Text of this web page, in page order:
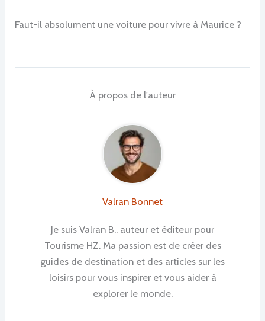
Faut-il absolument une voiture pour vivre à Maurice ?
À propos de l'auteur
Valran Bonnet
Je suis Valran B., auteur et éditeur pour
Tourisme HZ. Ma passion est de créer des
guides de destination et des articles sur les
loisirs pour vous inspirer et vous aider à
explorer le monde.